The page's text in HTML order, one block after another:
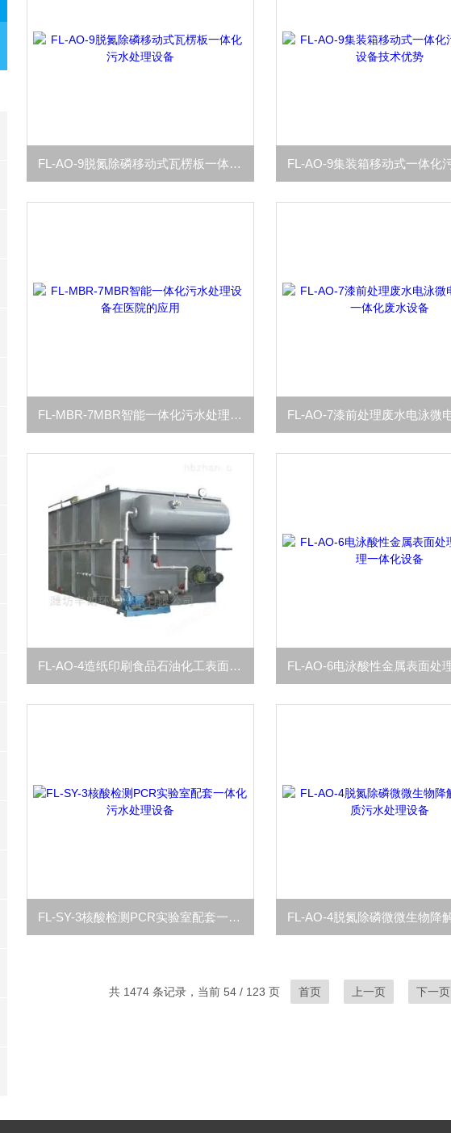
FL-AO-9脱氮除磷移动式瓦楞板一体化污水处理设备
FL-MBR-7MBR智能一体化污水处理设备在医院的应用
FL-AO-4造纸印刷食品石油化工表面清洗污水处理设备
FL-SY-3核酸检测PCR实验室配套一体化污水处理设备
共 1474 条记录，当前 54 / 123 页 首页 上一页 下一页